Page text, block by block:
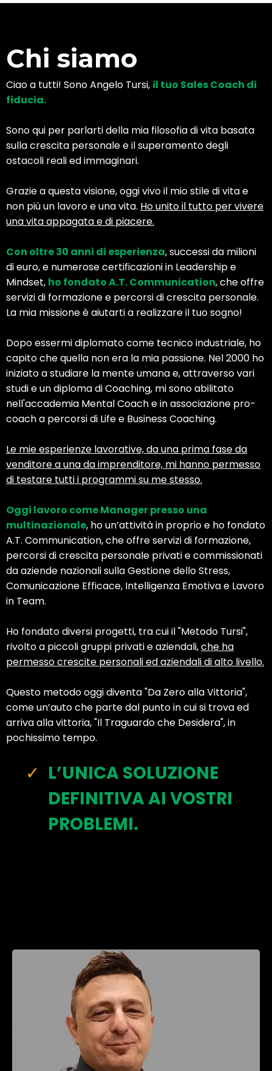
Chi siamo
Ciao a tutti! Sono Angelo Tursi, il tuo Sales Coach di
fiducia.
Sono qui per parlarti della mia filosofia di vita basata
sulla crescita personale e il superamento degli
ostacoli reali ed immaginari.
Grazie a questa visione, oggi vivo il mio stile di vita e
non più un lavoro e una vita. Ho unito il tutto per vivere
una vita appagata e di piacere.
Con oltre 30 anni di esperienza, successi da milioni
di euro, e numerose certificazioni in Leadership e
Mindset, ho fondato A.T. Communication, che offre
servizi di formazione e percorsi di crescita personale.
La mia missione è aiutarti a realizzare il tuo sogno!
Dopo essermi diplomato come tecnico industriale, ho
capito che quella non era la mia passione. Nel 2000 ho
iniziato a studiare la mente umana e, attraverso vari
studi e un diploma di Coaching, mi sono abilitato
nell'accademia Mental Coach e in associazione pro-
coach a percorsi di Life e Business Coaching.
Le mie esperienze lavorative, da una prima fase da
venditore a una da imprenditore, mi hanno permesso
di testare tutti i programmi su me stesso.
Oggi lavoro come Manager presso una
multinazionale, ho un’attività in proprio e ho fondato
A.T. Communication, che offre servizi di formazione,
percorsi di crescita personale privati e commissionati
da aziende nazionali sulla Gestione dello Stress,
Comunicazione Efficace, Intelligenza Emotiva e Lavoro
in Team.
Ho fondato diversi progetti, tra cui il "Metodo Tursi",
rivolto a piccoli gruppi privati e aziendali,che ha
permesso crescite personali ed aziendali di alto livello.
Questo metodo oggi diventa "Da Zero alla Vittoria",
come un’auto che parte dal punto in cui si trova ed
arriva alla vittoria, "Il Traguardo che Desidera", in
pochissimo tempo.
L’UNICA SOLUZIONE
DEFINITIVA AI VOSTRI
PROBLEMI.